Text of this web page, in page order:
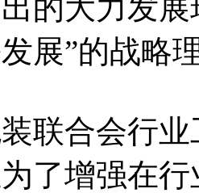
的大力发
展”的战略
合会行业
了增强在